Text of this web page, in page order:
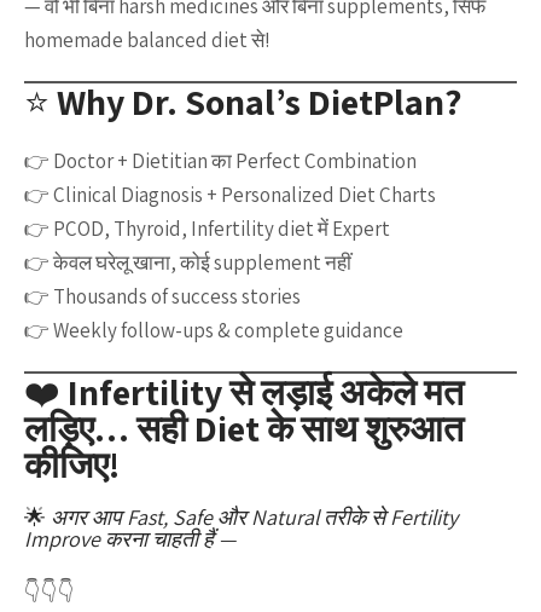
— वो भी बिना harsh medicines और बिना supplements, सिर्फ
homemade balanced diet से!
⭐Why Dr. Sonal’s DietPlan?
👉 Doctor + Dietitian का Perfect Combination
👉 Clinical Diagnosis + Personalized Diet Charts
👉 PCOD, Thyroid, Infertility diet में Expert
👉 केवल घरेलू खाना, कोई supplement नहीं
👉 Thousands of success stories
👉 Weekly follow-ups & complete guidance
❤️ Infertility से लड़ाई अकेले मत
लड़िए… सही Diet के साथ शुरुआत
कीजिए!
🌟 अगर आप Fast, Safe और Natural तरीके से Fertility
Improve करना चाहती हैं —
👇👇👇